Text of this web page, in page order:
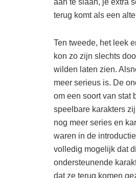
aan te slaan, je extra
terug komt als een
Ten tweede, het leek
kon zo zijn slechts
wilden laten zien.
meer serieus is. De
om een soort van stat
speelbare karakters
nog meer series en
waren in de
volledig mogelijk dat
ondersteunende
dat ze terug komen